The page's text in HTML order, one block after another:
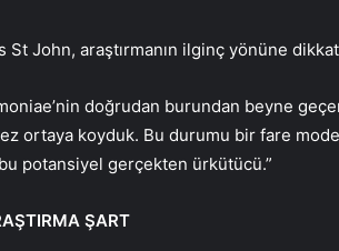
St John, araştırmanın ilginç yönüne
doğrudan burundan beyne
ortaya koyduk. Bu durumu bir fare
potansiyel gerçekten ürkütücü.”
ŞART